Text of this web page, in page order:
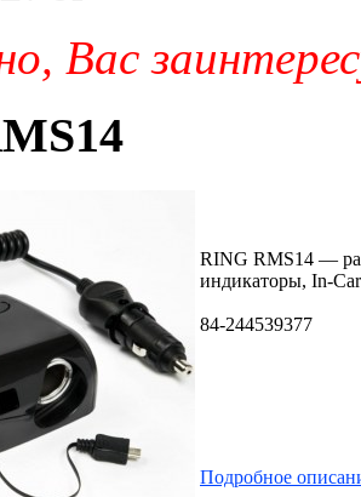
Вас
RING RMS14 —
индикаторы, In-
84-244539377
Подробное